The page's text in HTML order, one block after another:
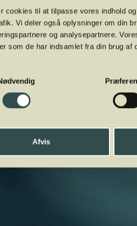
cookies til at tilpasse vores indhold
Vi deler også oplysninger om din
og analysepartnere.
som de har indsamlet fra din brug af
Afvis